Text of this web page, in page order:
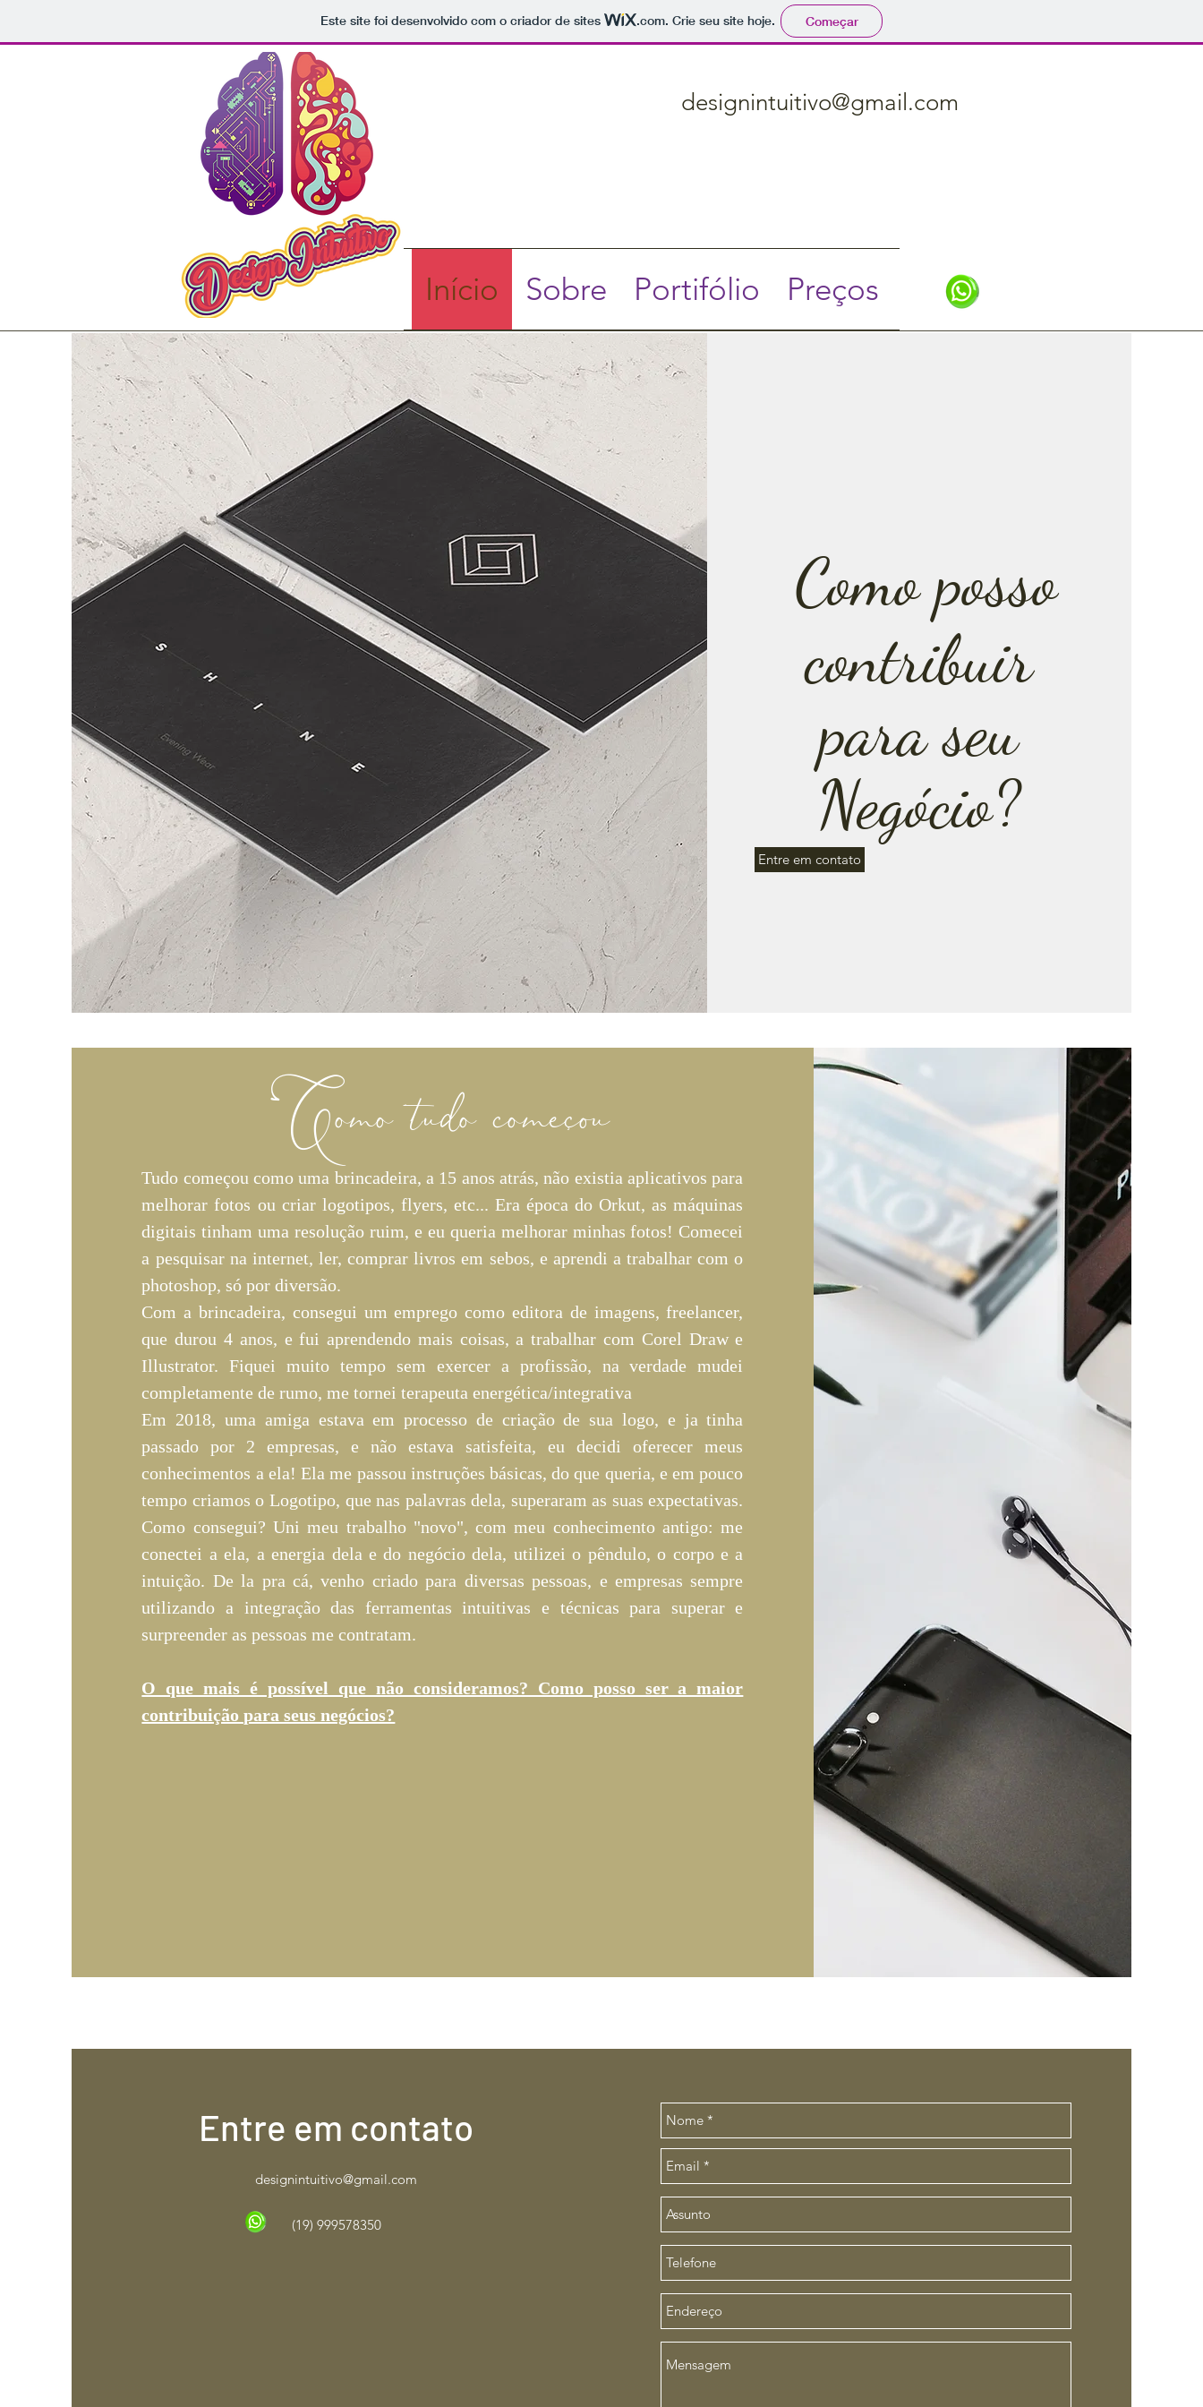
Este site foi desenvolvido com o criador de sites .com. Crie seu site hoje. Começar
designintuitivo@gmail.com
Início Sobre Portifólio Preços
Como posso
contribuir
para seu
Negócio?
Entre em contato
Como tudo começou
Tudo começou como uma brincadeira, a 15 anos atrás, não existia aplicativos para
melhorar fotos ou criar logotipos, flyers, etc... Era época do Orkut, as máquinas
digitais tinham uma resolução ruim, e eu queria melhorar minhas fotos! Comecei
a pesquisar na internet, ler, comprar livros em sebos, e aprendi a trabalhar com o
photoshop, só por diversão.
Com a brincadeira, consegui um emprego como editora de imagens, freelancer,
que durou 4 anos, e fui aprendendo mais coisas, a trabalhar com Corel Draw e
Illustrator. Fiquei muito tempo sem exercer a profissão, na verdade mudei
completamente de rumo, me tornei terapeuta energética/integrativa
Em 2018, uma amiga estava em processo de criação de sua logo, e ja tinha
passado por 2 empresas, e não estava satisfeita, eu decidi oferecer meus
conhecimentos a ela! Ela me passou instruções básicas, do que queria, e em pouco
tempo criamos o Logotipo, que nas palavras dela, superaram as suas expectativas.
Como consegui? Uni meu trabalho "novo", com meu conhecimento antigo: me
conectei a ela, a energia dela e do negócio dela, utilizei o pêndulo, o corpo e a
intuição. De la pra cá, venho criado para diversas pessoas, e empresas sempre
utilizando a integração das ferramentas intuitivas e técnicas para superar e
surpreender as pessoas me contratam.
O que mais é possível que não consideramos? Como posso ser a maior
contribuição para seus negócios?
Entre em contato
designintuitivo@gmail.com
(19) 999578350